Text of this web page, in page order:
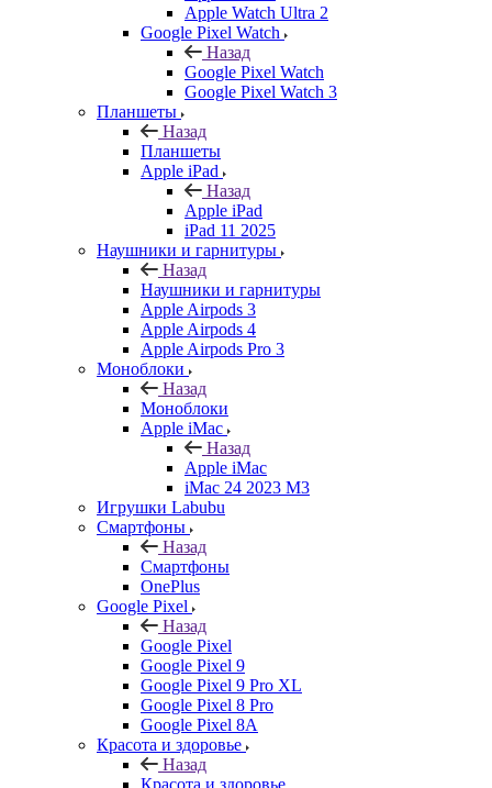
Apple Watch Ultra 2
Google Pixel Watch
Назад
Google Pixel Watch
Google Pixel Watch 3
Планшеты
Назад
Планшеты
Apple iPad
Назад
Apple iPad
iPad 11 2025
Наушники и гарнитуры
Назад
Наушники и гарнитуры
Apple Airpods 3
Apple Airpods 4
Apple Airpods Pro 3
Моноблоки
Назад
Моноблоки
Apple iMac
Назад
Apple iMac
iMac 24 2023 M3
Игрушки Labubu
Смартфоны
Назад
Смартфоны
OnePlus
Google Pixel
Назад
Google Pixel
Google Pixel 9
Google Pixel 9 Pro XL
Google Pixel 8 Pro
Google Pixel 8A
Красота и здоровье
Назад
Красота и здоровье